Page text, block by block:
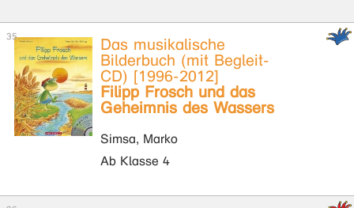
Das musikalische
Bilderbuch (mit Begleit-
CD) [1996-2012]
Filipp Frosch und das
Geheimnis des Wassers
Simsa, Marko
Ab Klasse 4